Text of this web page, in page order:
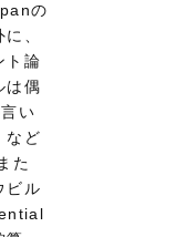
の
、
ト論
は偶
い
など
た
ビル